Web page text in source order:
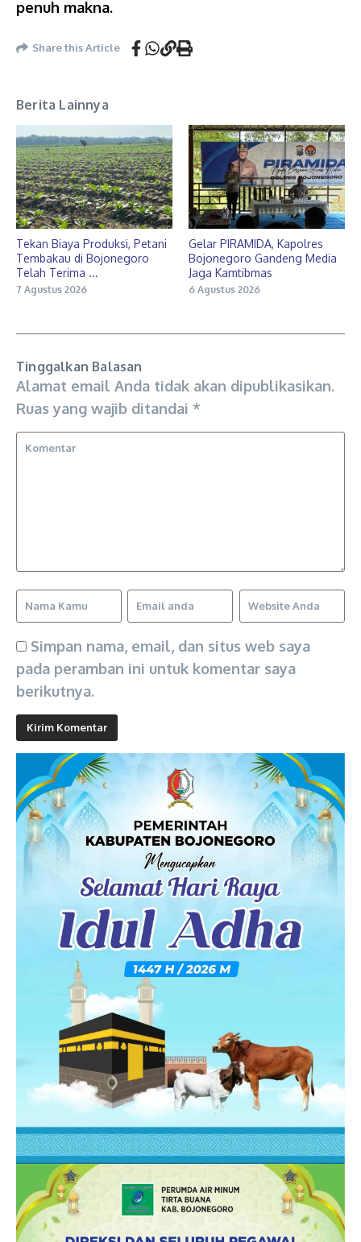
penuh makna.
Share this Article
Berita Lainnya
Tekan Biaya Produksi, Petani
Tembakau di Bojonegoro
Telah Terima ...
7 Agustus 2026
Gelar PIRAMIDA, Kapolres
Bojonegoro Gandeng Media
Jaga Kamtibmas
6 Agustus 2026
Tinggalkan Balasan
Alamat email Anda tidak akan dipublikasikan.
Ruas yang wajib ditandai *
Simpan nama, email, dan situs web saya
pada peramban ini untuk komentar saya
berikutnya.